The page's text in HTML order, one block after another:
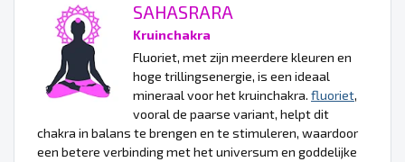
SAHASRARA
Kruinchakra
Fluoriet, met zijn meerdere kleuren en
hoge trillingsenergie, is een ideaal
mineraal voor het kruinchakra. fluoriet,
vooral de paarse variant, helpt dit
chakra in balans te brengen en te stimuleren, waardoor
een betere verbinding met het universum en goddelijke